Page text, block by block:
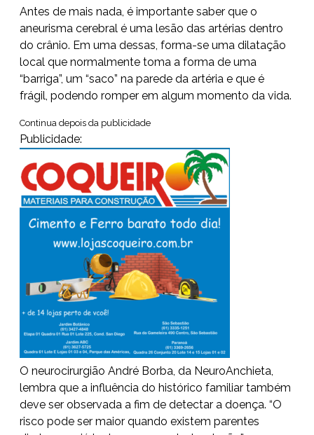
Antes de mais nada, é importante saber que o
aneurisma cerebral é uma lesão das artérias dentro
do crânio. Em uma dessas, forma-se uma dilatação
local que normalmente toma a forma de uma
“barriga”, um “saco” na parede da artéria e que é
frágil, podendo romper em algum momento da vida.
Continua depois da publicidade
Publicidade:
O neurocirurgião André Borba, da NeuroAnchieta,
lembra que a influência do histórico familiar também
deve ser observada a fim de detectar a doença. “O
risco pode ser maior quando existem parentes